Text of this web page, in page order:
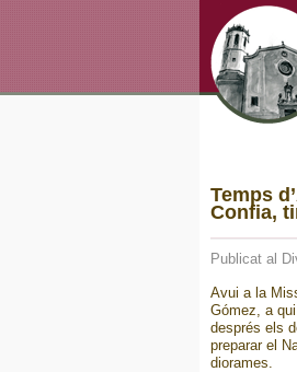
Temps
Confia,
Publicat al
Avui a la
Gómez, a
després els
preparar el
diorames.